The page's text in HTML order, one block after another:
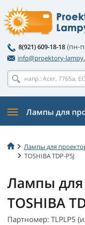
8(921) 609-18-18 (пн-
info@proektory-
Лампы для
Лампы для
TOSHIBA TDP-P5J
Лампы для
TOSHIBA
Партномер: TLPLP5